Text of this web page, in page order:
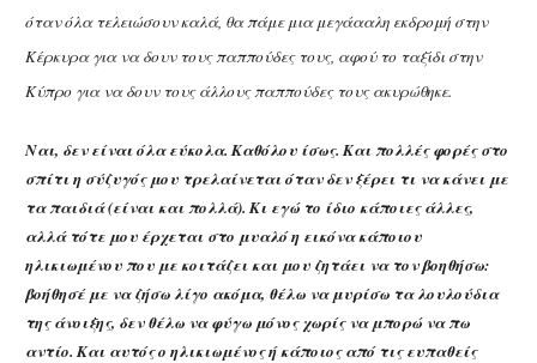
όταν όλα τελειώσουν καλά, θα πάμε μια μεγάααλη εκδρομή στην
Κέρκυρα για να δουν τους παππούδες τους, αφού το ταξίδι στην
Κύπρο για να δουν τους άλλους παππούδες τους ακυρώθηκε.
Ναι, δεν είναι όλα εύκολα. Καθόλου ίσως. Και πολλές φορές στο
σπίτι η σύζυγός μου τρελαίνεται όταν δεν ξέρει τι να κάνει με
τα παιδιά (είναι και πολλά). Κι εγώ το ίδιο κάποιες άλλες,
αλλά τότε μου έρχεται στο μυαλό η εικόνα κάποιου
ηλικιωμένου που με κοιτάζει και μου ζητάει να τον βοηθήσω:
βοήθησέ με να ζήσω λίγο ακόμα, θέλω να μυρίσω τα λουλούδια
της άνοιξης, δεν θέλω να φύγω μόνος χωρίς να μπορώ να πω
αντίο. Και αυτός ο ηλικιωμένος ή κάποιος από τις ευπαθείς